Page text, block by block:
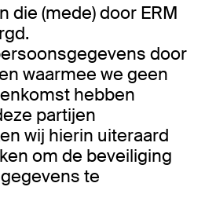
die (mede) door ERM
door
waarmee we geen
hebben
partijen
wij hierin uiteraard
om de beveiliging
te